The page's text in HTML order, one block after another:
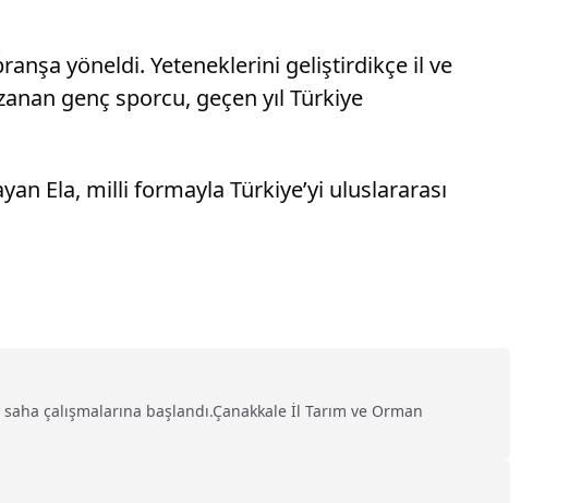
yöneldi. Yeteneklerini geliştirdikçe il ve
genç sporcu, geçen yıl Türkiye
Ela, milli formayla Türkiye’yi uluslararası
çalışmalarına başlandı.Çanakkale İl Tarım ve Orman